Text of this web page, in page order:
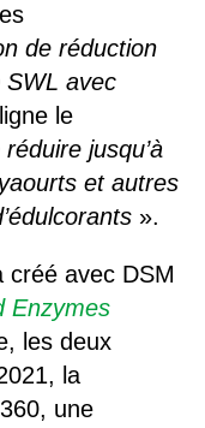
de réduction
avec
le
réduire jusqu’à
et autres
».
créé avec DSM
Enzymes
les deux
la
une